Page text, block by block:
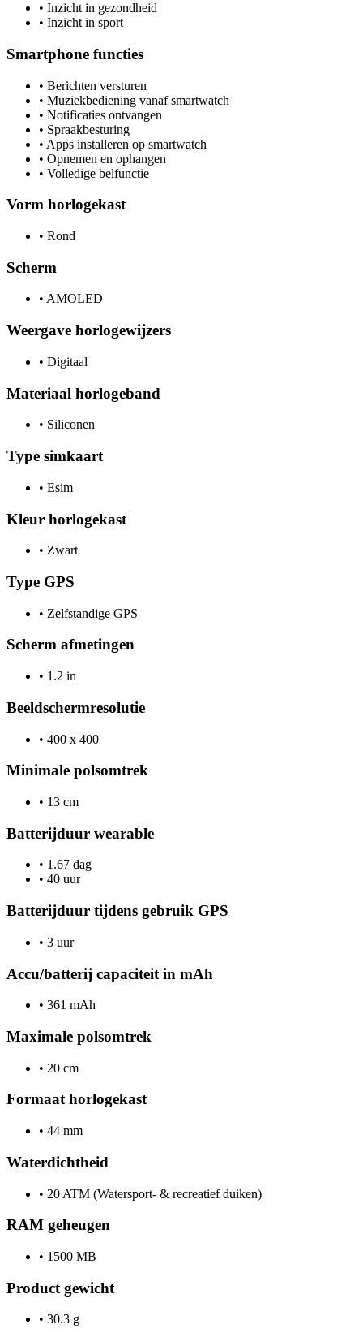
• Inzicht in gezondheid
• Inzicht in sport
Smartphone functies
• Berichten versturen
• Muziekbediening vanaf smartwatch
• Notificaties ontvangen
• Spraakbesturing
• Apps installeren op smartwatch
• Opnemen en ophangen
• Volledige belfunctie
Vorm horlogekast
• Rond
Scherm
• AMOLED
Weergave horlogewijzers
• Digitaal
Materiaal horlogeband
• Siliconen
Type simkaart
• Esim
Kleur horlogekast
• Zwart
Type GPS
• Zelfstandige GPS
Scherm afmetingen
• 1.2 in
Beeldschermresolutie
• 400 x 400
Minimale polsomtrek
• 13 cm
Batterijduur wearable
• 1.67 dag
• 40 uur
Batterijduur tijdens gebruik GPS
• 3 uur
Accu/batterij capaciteit in mAh
• 361 mAh
Maximale polsomtrek
• 20 cm
Formaat horlogekast
• 44 mm
Waterdichtheid
• 20 ATM (Watersport- & recreatief duiken)
RAM geheugen
• 1500 MB
Product gewicht
• 30.3 g